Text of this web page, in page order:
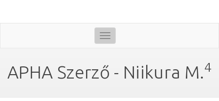
Toggle
navigation
APHA Szerző - Niikura M.4